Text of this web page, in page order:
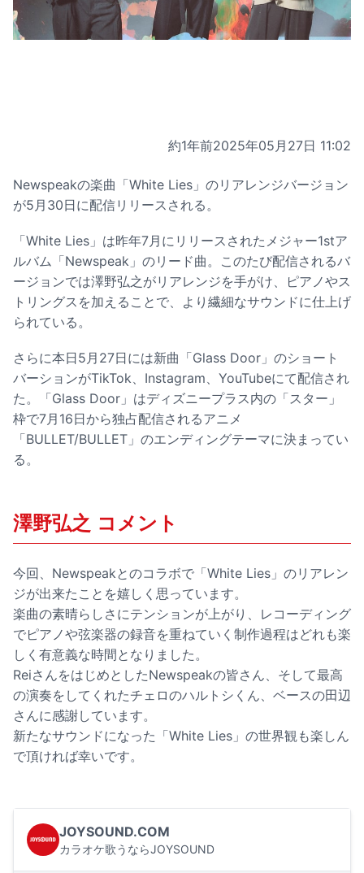
約1年前2025年05月27日 11:02
Newspeakの楽曲「White Lies」のリアレンジバージョン
が5月30日に配信リリースされる。
「White Lies」は昨年7月にリリースされたメジャー1stア
ルバム「Newspeak」のリード曲。このたび配信されるバ
ージョンでは澤野弘之がリアレンジを手がけ、ピアノやス
トリングスを加えることで、より繊細なサウンドに仕上げ
られている。
さらに本日5月27日には新曲「Glass Door」のショート
バーションがTikTok、Instagram、YouTubeにて配信され
た。「Glass Door」はディズニープラス内の「スター」
枠で7月16日から独占配信されるアニメ
「BULLET/BULLET」のエンディングテーマに決まってい
る。
澤野弘之 コメント
今回、Newspeakとのコラボで「White Lies」のリアレン
ジが出来たことを嬉しく思っています。
楽曲の素晴らしさにテンションが上がり、レコーディング
でピアノや弦楽器の録音を重ねていく制作過程はどれも楽
しく有意義な時間となりました。
ReiさんをはじめとしたNewspeakの皆さん、そして最高
の演奏をしてくれたチェロのハルトシくん、ベースの田辺
さんに感謝しています。
新たなサウンドになった「White Lies」の世界観も楽しん
で頂ければ幸いです。
JOYSOUND.COM
カラオケ歌うならJOYSOUND